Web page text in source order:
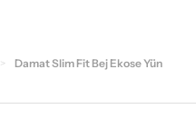
Damat Slim Fit Bej Ekose Yün